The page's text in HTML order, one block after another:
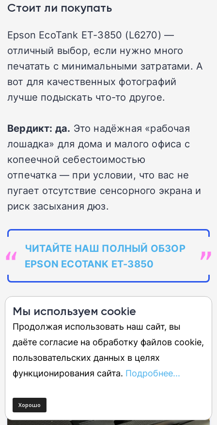
Стоит ли покупать
Epson EcoTank ET-3850 (L6270) —
отличный выбор, если нужно много
печатать с минимальными затратами. А
вот для качественных фотографий
лучше подыскать что-то другое.
Вердикт: да. Это надёжная «рабочая
лошадка» для дома и малого офиса с
копеечной себестоимостью
отпечатка — при условии, что вас не
пугает отсутствие сенсорного экрана и
риск засыхания дюз.
ЧИТАЙТЕ НАШ ПОЛНЫЙ ОБЗОР
EPSON ECOTANK ET-3850
Лучший бюджетный МФУ
1из 5
Мы используем cookie
Продолжая использовать наш сайт, вы
даёте согласие на обработку файлов cookie,
пользовательских данных в целях
функционирования сайта. Подробнее...